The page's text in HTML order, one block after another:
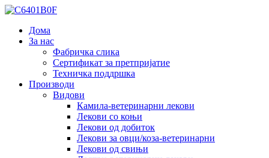
Дома
За нас
Фабричка слика
Сертификат за претпријатие
Техничка поддршка
Производи
Видови
Камила-ветеринарни лекови
Лекови со коњи
Лекови од добиток
Лекови за овци/коза-ветеринарни
Лекови од свињи